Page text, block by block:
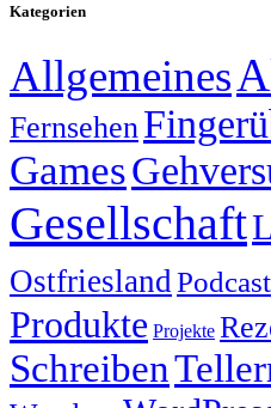
Kategorien
Allgemeines
Fernsehen
Games
Gesellschaft
OstfrieslandPodcast
Produkte Projekte
Schreiben